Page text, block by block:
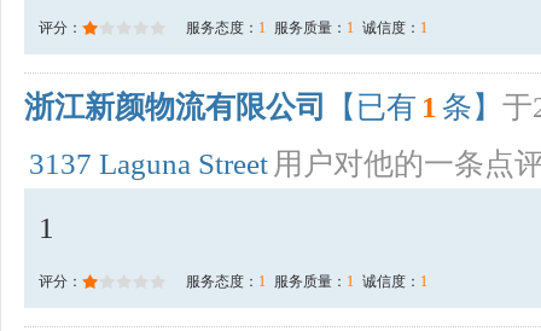
评分： 服务态度： 1 服务质量： 1 诚信度： 1
浙江新颜物流有限公司 【已有 1 条】 于
3137 Laguna Street 用户对他的一条点
1
评分： 服务态度： 1 服务质量： 1 诚信度： 1